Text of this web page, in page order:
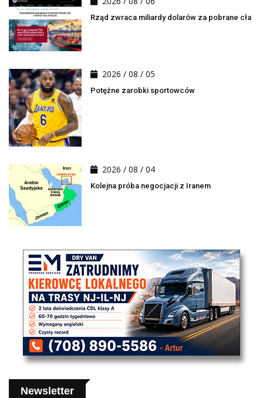
Rząd zwraca miliardy dolarów za pobrane cła
2026 / 08 / 05
Potężne zarobki sportowców
2026 / 08 / 04
Kolejna próba negocjacji z Iranem
Newsletter